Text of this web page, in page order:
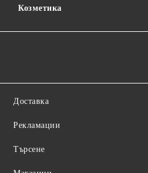
Козметика
Доставка
Рекламации
Търсене